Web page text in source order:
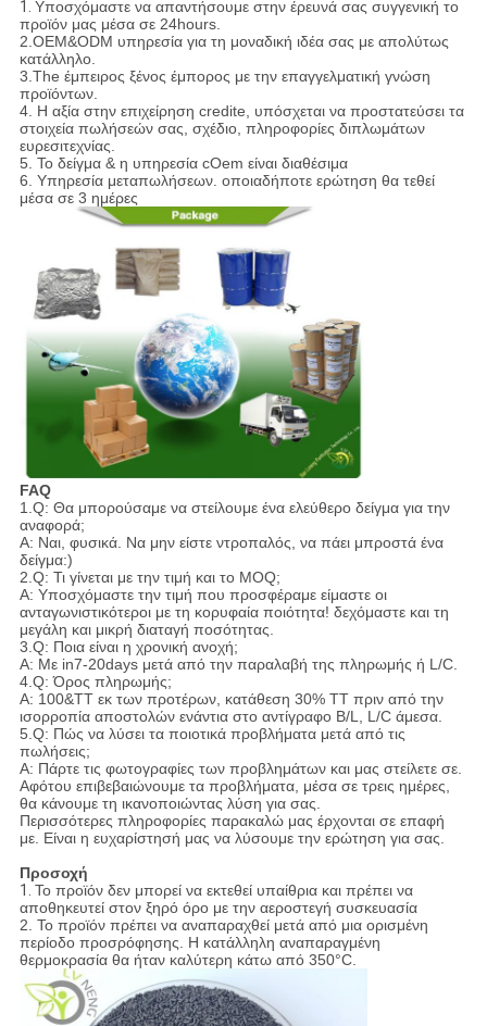
1. Υποσχόμαστε να απαντήσουμε στην έρευνά σας συγγενική το
προϊόν μας μέσα σε 24hours.
2.OEM&ODM υπηρεσία για τη μοναδική ιδέα σας με απολύτως
κατάλληλο.
3.The έμπειρος ξένος έμπορος με την επαγγελματική γνώση
προϊόντων.
4. Η αξία στην επιχείρηση credite, υπόσχεται να προστατεύσει τα
στοιχεία πωλήσεών σας, σχέδιο, πληροφορίες διπλωμάτων
ευρεσιτεχνίας.
5. Το δείγμα & η υπηρεσία cOem είναι διαθέσιμα
6. Υπηρεσία μεταπωλήσεων. οποιαδήποτε ερώτηση θα τεθεί
μέσα σε 3 ημέρες
FAQ
1.Q: Θα μπορούσαμε να στείλουμε ένα ελεύθερο δείγμα για την
αναφορά;
Α: Ναι, φυσικά. Να μην είστε ντροπαλός, να πάει μπροστά ένα
δείγμα:)
2.Q: Τι γίνεται με την τιμή και το MOQ;
Α: Υποσχόμαστε την τιμή που προσφέραμε είμαστε οι
ανταγωνιστικότεροι με τη κορυφαία ποιότητα! δεχόμαστε και τη
μεγάλη και μικρή διαταγή ποσότητας.
3.Q: Ποια είναι η χρονική ανοχή;
Α: Με in7-20days μετά από την παραλαβή της πληρωμής ή L/C.
4.Q: Όρος πληρωμής;
Α: 100&TT εκ των προτέρων, κατάθεση 30% TT πριν από την
ισορροπία αποστολών ενάντια στο αντίγραφο B/L, L/C άμεσα.
5.Q: Πώς να λύσει τα ποιοτικά προβλήματα μετά από τις
πωλήσεις;
Α: Πάρτε τις φωτογραφίες των προβλημάτων και μας στείλετε σε.
Αφότου επιβεβαιώνουμε τα προβλήματα, μέσα σε τρεις ημέρες,
θα κάνουμε τη ικανοποιώντας λύση για σας.
Περισσότερες πληροφορίες παρακαλώ μας έρχονται σε επαφή
με. Είναι η ευχαρίστησή μας να λύσουμε την ερώτηση για σας.
Προσοχή
1. Το προϊόν δεν μπορεί να εκτεθεί υπαίθρια και πρέπει να
αποθηκευτεί στον ξηρό όρο με την αεροστεγή συσκευασία
2. Το προϊόν πρέπει να αναπαραχθεί μετά από μια ορισμένη
περίοδο προσρόφησης. Η κατάλληλη αναπαραγμένη
θερμοκρασία θα ήταν καλύτερη κάτω από 350°C.